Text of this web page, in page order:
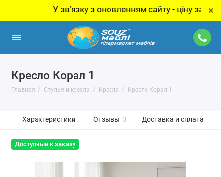
У звʼязку з оновленням сайту - ціну за товар ×
Кресло Корал 1
Главная Стулья и кресла Кресла Кресло Корал 1
Характеристики Отзывы 0 Доставка и оплата
Доступный к заказу